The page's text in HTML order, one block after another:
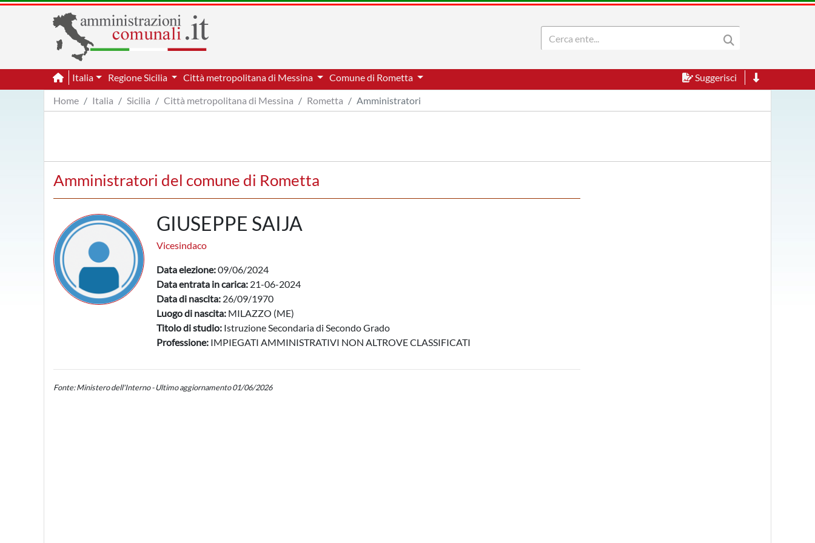
Italia Regione Sicilia Città metropolitana di Messina Comune di Rometta
Suggerisci
Home
Italia Sicilia Città metropolitana di Messina Rometta Amministratori
Amministratori del comune di Rometta
GIUSEPPE SAIJA
Vicesindaco
Data elezione:09/06/2024
Data entrata in carica: 21-06-2024
Data di nascita: 26/09/1970
Luogo di nascita: MILAZZO (ME)
Titolo di studio: Istruzione Secondaria di Secondo Grado
Professione: IMPIEGATI AMMINISTRATIVI NON ALTROVE CLASSIFICATI
Fonte: Ministero dell'Interno - Ultimo aggiornamento 01/06/2026